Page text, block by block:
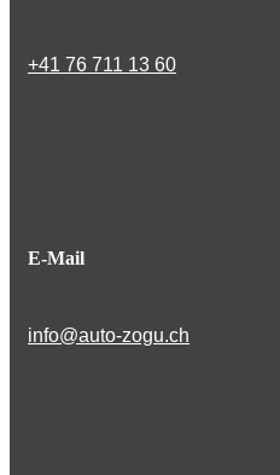
+41 76 711 13 60
E-Mail
info@auto-zogu.ch